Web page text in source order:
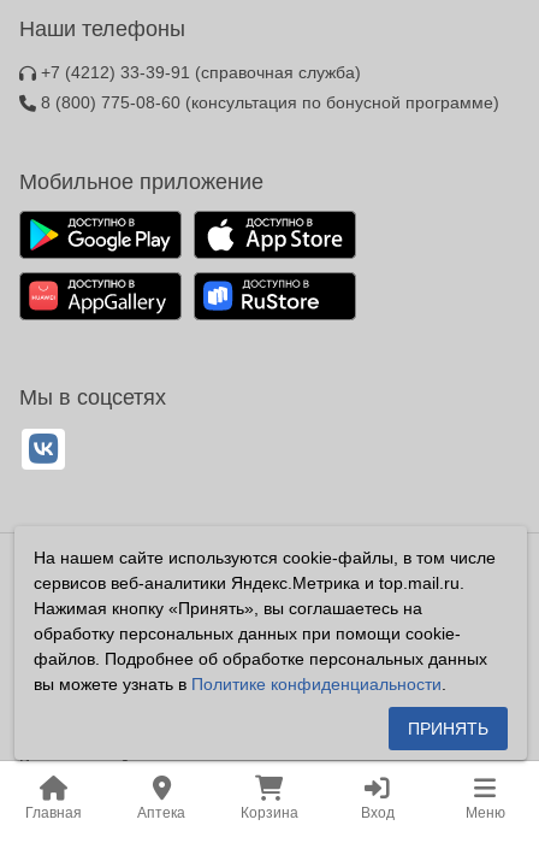
Главная Аптека Корзина Вход Меню
Наши телефоны
+7 (4212) 33-39-91 (справочная служба)
8 (800) 775-08-60 (консультация по бонусной программе)
Мобильное приложение
Мы в соцсетях
Владелец сайта ООО «Суперфарма» ОГРН 1032700302194
Все права защищены ©2026
Информация, размещенная на данном сайте имеет
справочный характер, и не должна восприниматься
посетителями сайта как публичная оферта, предусмотренная
Владелец сайта устанавливает запрет на цитирование,
копирование и размещение информации, размещенной на
настоящем сайте newapteka.ru, включая информацию о
На нашем сайте используются cookie-файлы, в том числе
сервисов веб-аналитики Яндекс.Метрика и top.mail.ru.
Нажимая кнопку «Принять», вы соглашаетесь на
обработку персональных данных при помощи cookie-
файлов. Подробнее об обработке персональных данных
вы можете узнать в Политике конфиденциальности
ПРИНЯТЬ